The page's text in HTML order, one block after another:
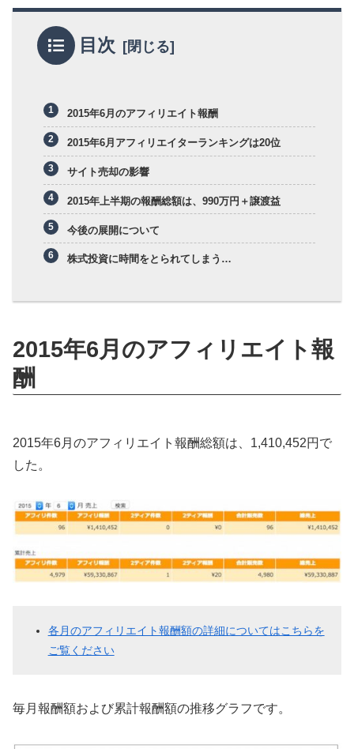
目次
2015年6月のアフィリエイト報酬
2015年6月アフィリエイターランキングは20位
サイト売却の影響
2015年上半期の報酬総額は、990万円＋譲渡益
今後の展開について
株式投資に時間をとられてしまう…
2015年6月のアフィリエイト報
酬
2015年6月のアフィリエイト報酬総額は、1,410,452円で
した。
各月のアフィリエイト報酬額の詳細についてはこちらを
ご覧ください
毎月報酬額および累計報酬額の推移グラフです。